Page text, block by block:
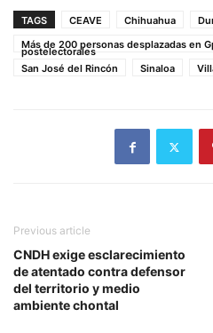
TAGS CEAVE Chihuahua
Más de 200 personas desplazadas en
postelectorales
San José del Rincón
Sinaloa
Previous article
CNDH exige esclarecimiento
de atentado contra defensor
del territorio y medio
ambiente chontal